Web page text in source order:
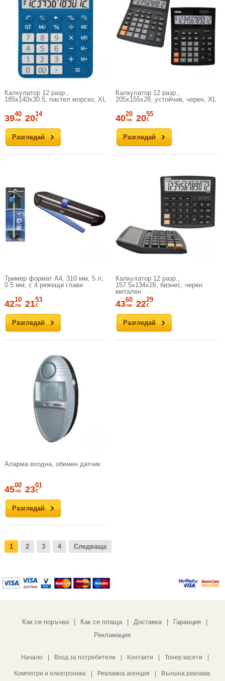
Калкулатор 12 разр.,
185x140x30.5, пастел морско, XL
Разгледай
3940
лв 2014
€
Калкулатор 12 разр.,
205x155x28, устойчив, черен, XL
Разгледай
4020
лв 2055
€
Тример формат A4, 310 мм, 5 л,
0.5 мм, с 4 режещи глави
Разгледай
4210
лв 2153
€
Калкулатор 12 разр.,
157.5x134x26, бизнес, черен
метален
Разгледай
4360
лв 2229
€
Аларма входна, обемен датчик
Разгледай
4500
лв 2301
€
1 2 3 4 Следваща
Как се поръчва Как се плаща Доставка Гаранция
Рекламация
Начало | Вход за потребители | Контакти | Тонер касети |
Компютри и електроника | Рекламна агенция | Външна реклама